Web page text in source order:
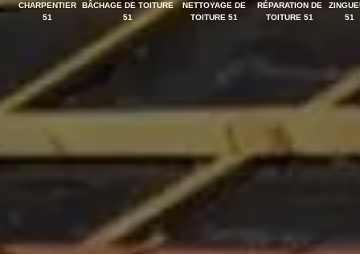
CHARPENTIER
51
BÂCHAGE DE TOITURE
51
NETTOYAGE DE
TOITURE 51
RÉPARATION DE
TOITURE 51
51